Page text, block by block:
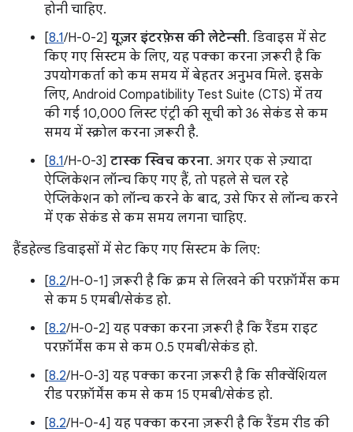
होनी चाहिए.
[8.1/H-0-2] यूज़र इंटरफ़ेस की लेटेन्सी. डिवाइस में सेट
किए गए सिस्टम के लिए, यह पक्का करना ज़रूरी है कि
उपयोगकर्ता को कम समय में बेहतर अनुभव मिले. इसके
लिए, Android Compatibility Test Suite (CTS) में तय
की गई 10,000 लिस्ट एंट्री की सूची को 36 सेकंड से कम
समय में स्क्रोल करना ज़रूरी है.
[8.1/H-0-3] टास्क स्विच करना. अगर एक से ज़्यादा
ऐप्लिकेशन लॉन्च किए गए हैं, तो पहले से चल रहे
ऐप्लिकेशन को लॉन्च करने के बाद, उसे फिर से लॉन्च करने
में एक सेकंड से कम समय लगना चाहिए.
हैंडहेल्ड डिवाइसों में सेट किए गए सिस्टम के लिए:
[8.2/H-0-1] ज़रूरी है कि क्रम से लिखने की परफ़ॉर्मेंस कम
से कम 5 एमबी/सेकंड हो.
[8.2/H-0-2] यह पक्का करना ज़रूरी है कि रैंडम राइट
परफ़ॉर्मेंस कम से कम 0.5 एमबी/सेकंड हो.
[8.2/H-0-3] यह पक्का करना ज़रूरी है कि सीक्वेंशियल
रीड परफ़ॉर्मेंस कम से कम 15 एमबी/सेकंड हो.
[8.2/H-0-4] यह पक्का करना ज़रूरी है कि रैंडम रीड की